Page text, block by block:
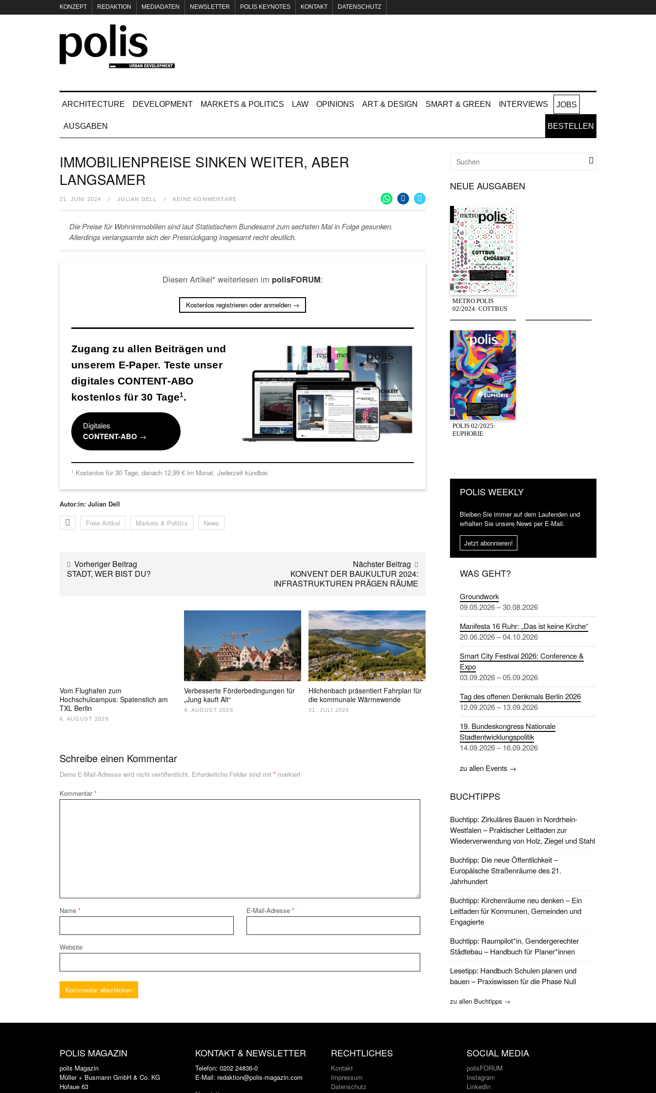
KONZEPT REDAKTION MEDIADATEN NEWSLETTER POLIS KEYNOTES KONTAKT DATENSCHUTZ
ARCHITECTURE DEVELOPMENT MARKETS & POLITICS LAW OPINIONS ART & DESIGN SMART & GREEN INTERVIEWS JOBS
AUSGABEN BESTELLEN
IMMOBILIENPREISE SINKEN WEITER, ABER
LANGSAMER
21. JUNI 2024 / JULIAN DELL / KEINE KOMMENTARE
Die Preise für Wohnimmobilien sind laut Statistischem Bundesamt zum sechsten Mal in Folge gesunken.
Allerdings verlangsamte sich der Preisrückgang insgesamt recht deutlich.
Diesen Artikel* weiterlesen im polisFORUM:
Kostenlos registrieren oder anmelden →
Zugang zu allen Beiträgen und
unserem E-Paper. Teste unser
digitales CONTENT-ABO
kostenlos für 30 Tage1.
Digitales
CONTENT-ABO →
1 Kostenlos für 30 Tage, danach 12,99 € im Monat. Jederzeit kündbar.
Autor:in: Julian Dell
Freie Artikel Markets & Politics News
Vorheriger Beitrag
STADT, WER BIST DU?
Nächster Beitrag
KONVENT DER BAUKULTUR 2024:
INFRASTRUKTUREN PRÄGEN RÄUME
Vom Flughafen zum
Hochschulcampus: Spatenstich am
TXL Berlin
6. AUGUST 2026
Verbesserte Förderbedingungen für
„Jung kauft Alt“
4. AUGUST 2026
Hilchenbach präsentiert Fahrplan für
die kommunale Wärmewende
31. JULI 2026
Schreibe einen Kommentar
Deine E-Mail-Adresse wird nicht veröffentlicht. Erforderliche Felder sind mit * markiert
Kommentar*
Name * E-Mail-Adresse *
Website
NEUE AUSGABEN
METRO.POLIS
02/2024: COTTBUS
POLIS 02/2025:
EUPHORIE
POLIS WEEKLY
Bleiben Sie immer auf dem Laufenden und
erhalten Sie unsere News per E-Mail.
Jetzt abonnieren!
WAS GEHT?
Groundwork
09.05.2026 – 30.08.2026
Manifesta 16 Ruhr: „Das ist keine Kirche“
20.06.2026 – 04.10.2026
Smart City Festival 2026: Conference &
Expo
03.09.2026 – 05.09.2026
Tag des offenen Denkmals Berlin 2026
12.09.2026 – 13.09.2026
19. Bundeskongress Nationale
Stadtentwicklungspolitik
14.09.2026 – 16.09.2026
zu allen Events →
BUCHTIPPS
Buchtipp: Zirkuläres Bauen in Nordrhein-
Westfalen – Praktischer Leitfaden zur
Wiederverwendung von Holz, Ziegel und Stahl
Buchtipp: Die neue Öffentlichkeit –
Europäische Straßenräume des 21.
Jahrhundert
Buchtipp: Kirchenräume neu denken – Ein
Leitfaden für Kommunen, Gemeinden und
Engagierte
Buchtipp: Raumpilot*in. Gendergerechter
Städtebau – Handbuch für Planer*innen
Lesetipp: Handbuch Schulen planen und
bauen – Praxiswissen für die Phase Null
zu allen Buchtipps →
POLIS MAGAZIN
polis Magazin
Müller + Busmann GmbH & Co. KG
Hofaue 63
KONTAKT & NEWSLETTER
Telefon: 0202 24836-0
E-Mail: redaktion@polis-magazin.com
RECHTLICHES
Kontakt
Impressum
Datenschutz
SOCIAL MEDIA
polisFORUM
Instagram
LinkedIn